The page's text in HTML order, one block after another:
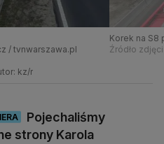
/ tvnwarszawa.pl
Korek na S8
Źródło
kz/r
Pojechaliśmy
strony Karola